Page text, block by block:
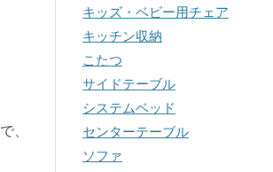
、
キッズ・ベビー用チェア
キッチン収納
こたつ
サイドテーブル
システムベッド
センターテーブル
ソファ